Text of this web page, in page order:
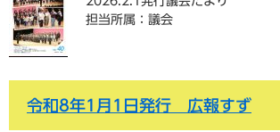
担当所属：議会
令和8年1月1日発行 広報すず